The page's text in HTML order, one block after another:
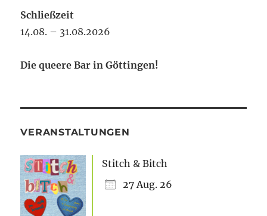
Schließzeit
14.08. – 31.08.2026
Die queere Bar in Göttingen!
VERANSTALTUNGEN
Stitch & Bitch
27 Aug. 26